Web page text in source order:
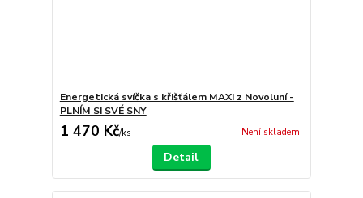
Energetická svíčka s křišťálem MAXI z Novoluní -
PLNÍM SI SVÉ SNY
1 470 Kč/ks Není skladem
Detail